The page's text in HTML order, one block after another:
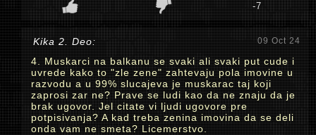
-7
Kika 2. Deo: 09 Oct 24
4. Muskarci na balkanu se svaki ali svaki put cude i
uvrede kako to "zle zene" zahtevaju pola imovine u
razvodu a u 99% slucajeva je muskarac taj koji
zaprosi zar ne? Prave se ludi kao da ne znaju da je
brak ugovor. Jel citate vi ljudi ugovore pre
potpisivanja? A kad treba zenina imovina da se deli
onda vam ne smeta? Licemerstvo.